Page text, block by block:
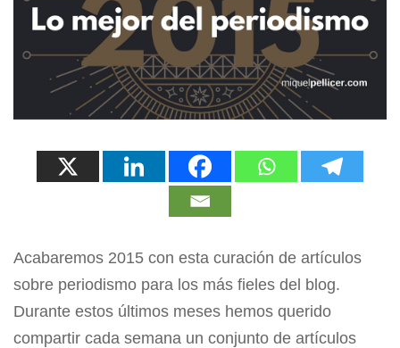
Acabaremos 2015 con esta curación de artículos
sobre periodismo para los más fieles del blog.
Durante estos últimos meses hemos querido
compartir cada semana un conjunto de artículos